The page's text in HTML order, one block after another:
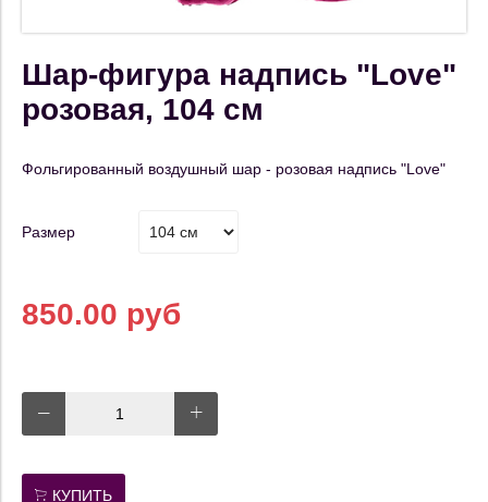
Шар-фигура надпись "Love"
розовая, 104 см
Фольгированный воздушный шар - розовая надпись "Love"
Размер
850.00 руб
КУПИТЬ